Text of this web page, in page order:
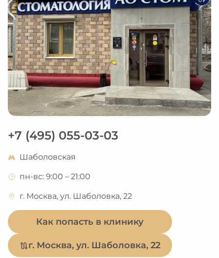
+7 (495) 055-03-03
Шаболовская
пн-вс: 9:00 – 21:00
г. Москва, ул. Шаболовка, 22
Как попасть в клинику
г. Москва, ул. Шаболовка, 22